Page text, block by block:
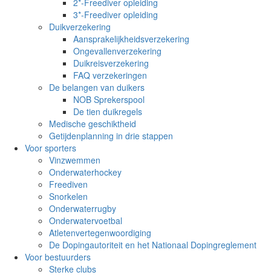
3*-Freediver opleiding
Duikverzekering
Aansprakelijkheidsverzekering
Ongevallenverzekering
Duikreisverzekering
FAQ verzekeringen
De belangen van duikers
NOB Sprekerspool
De tien duikregels
Medische geschiktheid
Getijdenplanning in drie stappen
Voor sporters
Vinzwemmen
Onderwaterhockey
Freediven
Snorkelen
Onderwaterrugby
Onderwatervoetbal
Atletenvertegenwoordiging
De Dopingautoriteit en het Nationaal Dopingreglement
Voor bestuurders
Sterke clubs